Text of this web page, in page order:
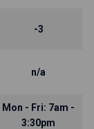
-3
n/a
Mon - Fri: 7am -
3:30pm